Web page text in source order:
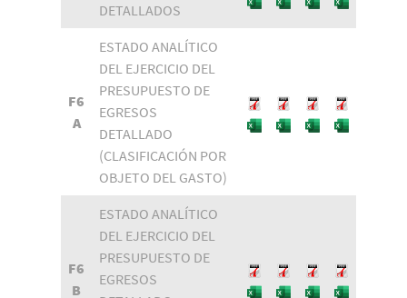
DETALLADOS
F6
A
ESTADO ANALÍTICO
DEL EJERCICIO DEL
PRESUPUESTO DE
EGRESOS
DETALLADO
(CLASIFICACIÓN POR
OBJETO DEL GASTO)
F6
B
ESTADO ANALÍTICO
DEL EJERCICIO DEL
PRESUPUESTO DE
EGRESOS